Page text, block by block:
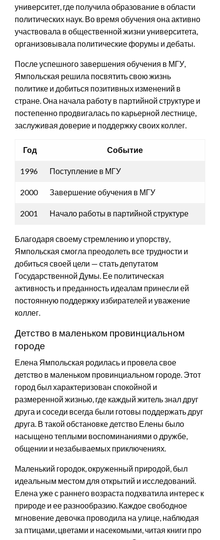
университет, где получила образование в области
политических наук. Во время обучения она активно
участвовала в общественной жизни университета,
организовывала политические форумы и дебаты.
После успешного завершения обучения в МГУ,
Ямпольская решила посвятить свою жизнь
политике и добиться позитивных изменений в
стране. Она начала работу в партийной структуре и
постепенно продвигалась по карьерной лестнице,
заслуживая доверие и поддержку своих коллег.
Год Событие
1996 Поступление в МГУ
2000 Завершение обучения в МГУ
2001 Начало работы в партийной структуре
Благодаря своему стремлению и упорству,
Ямпольская смогла преодолеть все трудности и
добиться своей цели — стать депутатом
Государственной Думы. Ее политическая
активность и преданность идеалам принесли ей
постоянную поддержку избирателей и уважение
коллег.
Детство в маленьком провинциальном
городе
Елена Ямпольская родилась и провела свое
детство в маленьком провинциальном городе. Этот
город был характеризован спокойной и
размеренной жизнью, где каждый житель знал друг
друга и соседи всегда были готовы поддержать друг
друга. В такой обстановке детство Елены было
насыщено теплыми воспоминаниями о дружбе,
общении и незабываемых приключениях.
Маленький городок, окруженный природой, был
идеальным местом для открытий и исследований.
Елена уже с раннего возраста подхватила интерес к
природе и ее разнообразию. Каждое свободное
мгновение девочка проводила на улице, наблюдая
за птицами, цветами и насекомыми, читая книги про